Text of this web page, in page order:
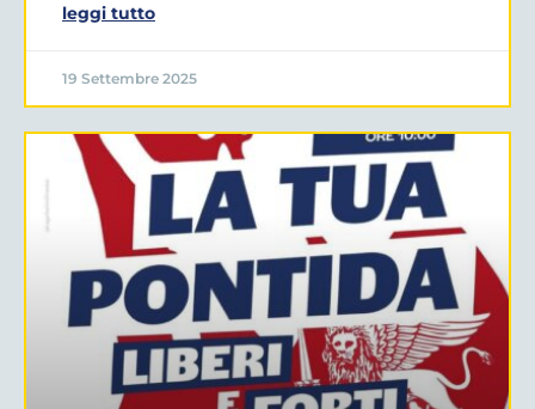
leggi tutto
19 Settembre 2025